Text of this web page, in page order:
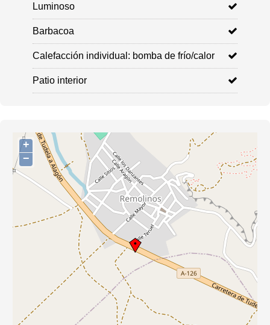
Luminoso
Barbacoa
Calefacción individual: bomba de frío/calor
Patio interior
+
−